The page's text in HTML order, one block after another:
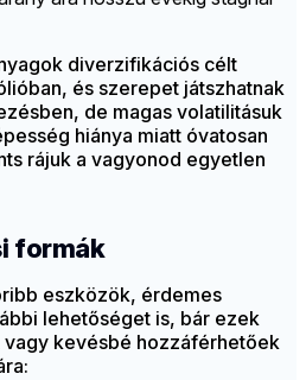
diverzifikációs célt
és szerepet játszhatnak
de magas volatilitásuk
hiánya miatt óvatosan
rájuk a vagyonod egyetlen
formák
eszközök, érdemes
lehetőséget is, bár ezek
kevésbé hozzáférhetőek